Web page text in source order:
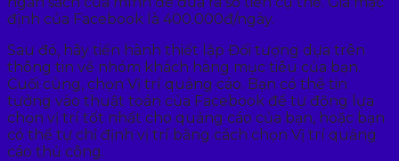
định của Facebook là 400.000đ/ngày.
Sau đó, hãy tiến hành thiết lập Đối tượng dựa trên
thông tin về nhóm khách hàng mục tiêu của bạn.
Cuối cùng, chọn Vị trí quảng cáo. Bạn có thể tin
tưởng vào thuật toán của Facebook để tự động lựa
chọn vị trí tốt nhất cho quảng cáo của bạn, hoặc bạn
có thể tự chỉ định vị trí bằng cách chọn Vị trí quảng
cáo thủ công.